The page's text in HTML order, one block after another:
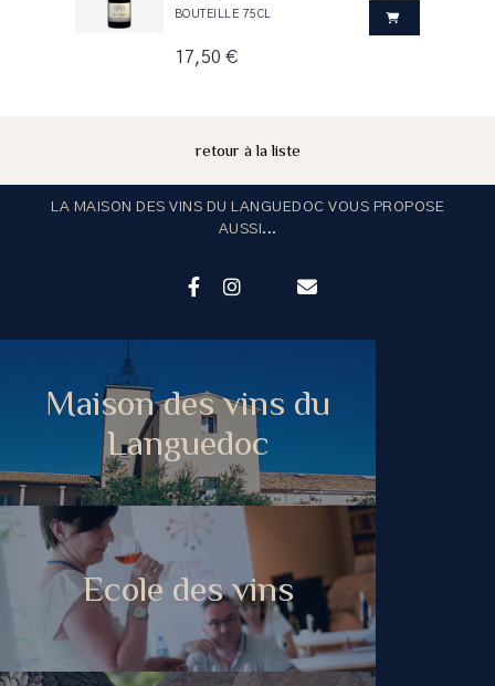
BOUTEILLE 75CL
17,50 €
retour à la liste
LA MAISON DES VINS DU LANGUEDOC VOUS PROPOSE
AUSSI...
Maison des vins du
Languedoc
Ecole des vins